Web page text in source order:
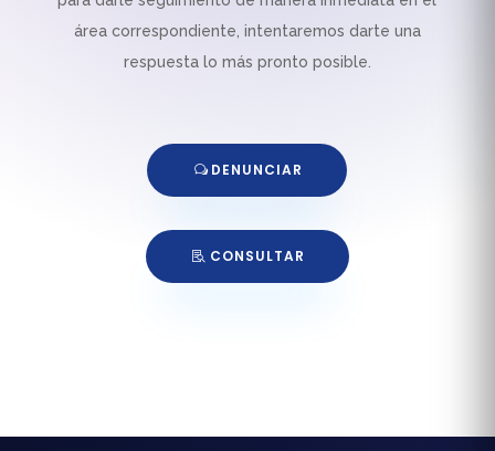
área correspondiente, intentaremos darte una
respuesta lo más pronto posible.
DENUNCIAR
CONSULTAR